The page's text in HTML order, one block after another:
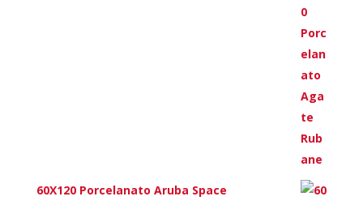
60X120 Porcelanato Aruba Space